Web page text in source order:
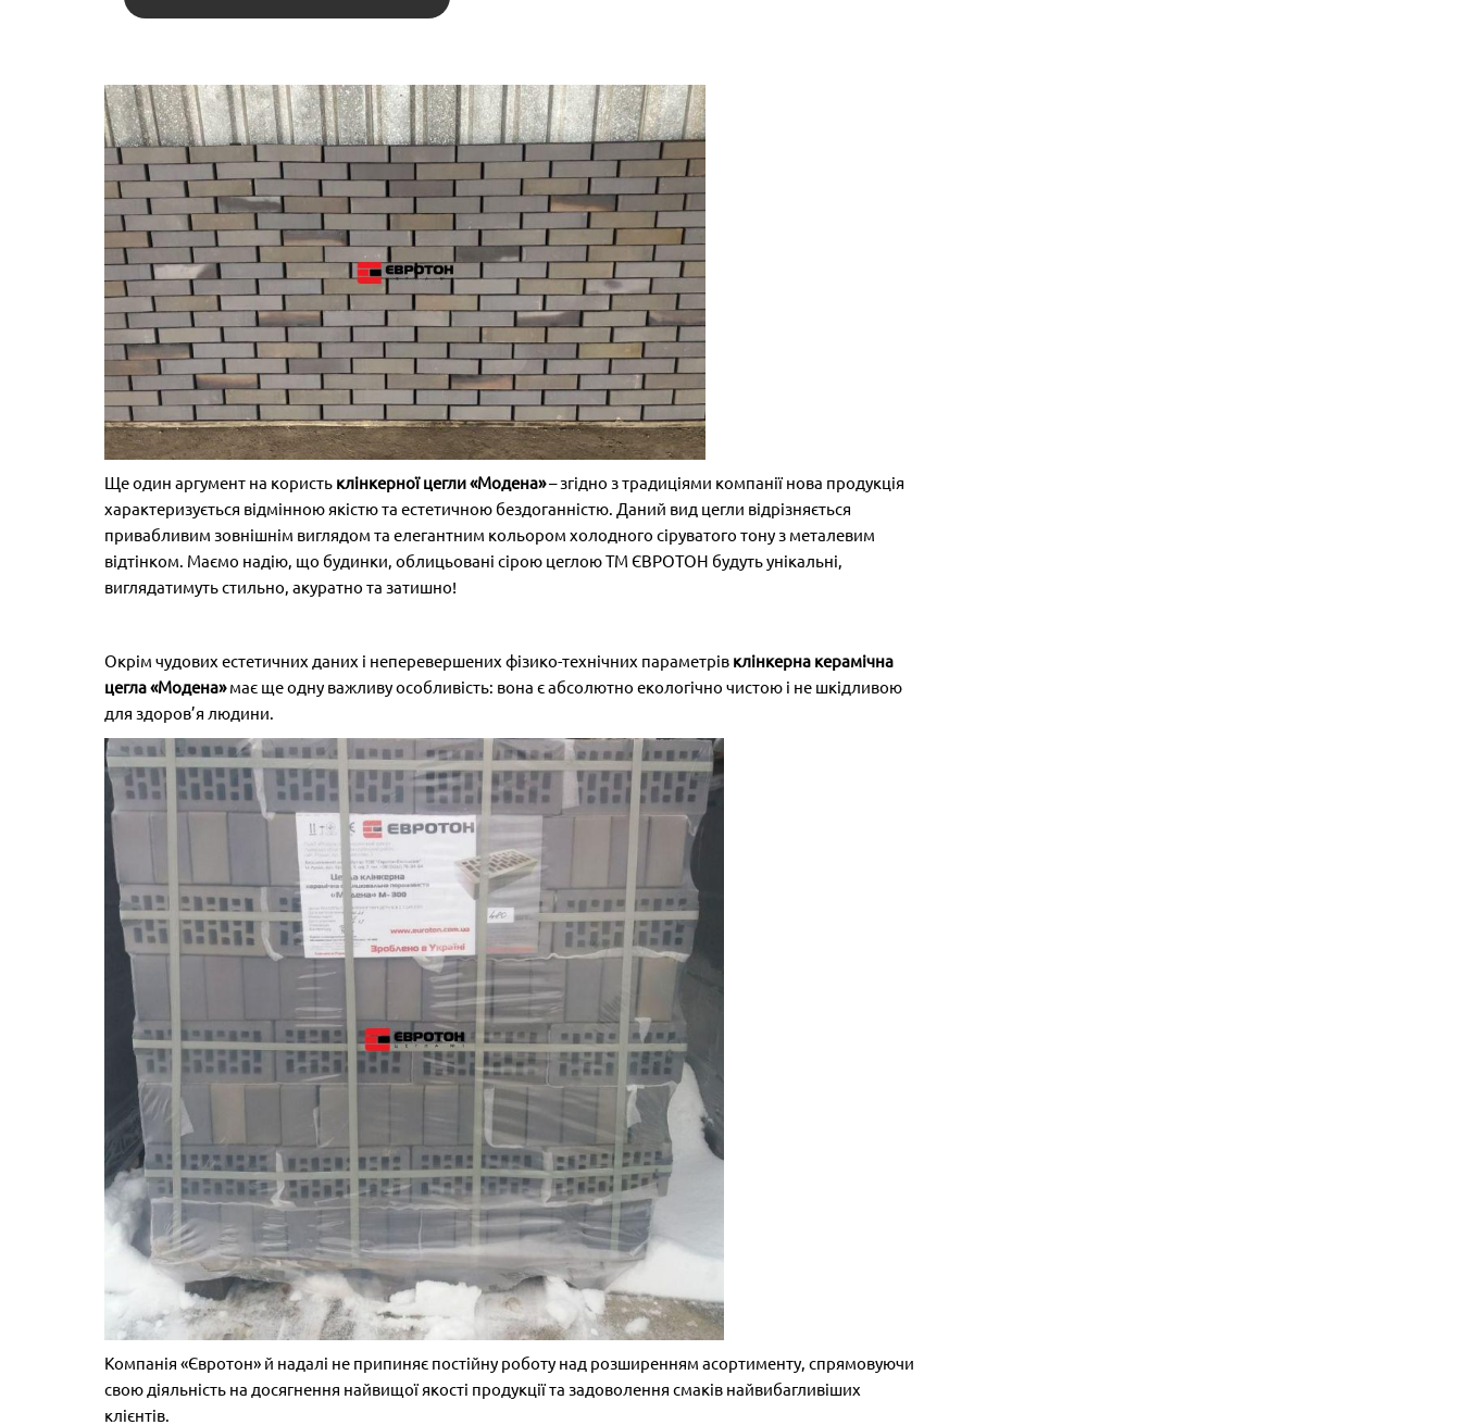
Ще один аргумент на користь клінкерної цегли «Модена»– згідно з традиціями компанії нова продукція
характеризується відмінною якістю та естетичною бездоганністю. Даний вид цегли відрізняється
привабливим зовнішнім виглядом та елегантним кольором холодного сіруватого тону з металевим
відтінком. Маємо надію, що будинки, облицьовані сірою цеглою ТМ ЄВРОТОН будуть унікальні,
виглядатимуть стильно, акуратно та затишно!
Окрім чудових естетичних даних і неперевершених фізико-технічних параметрів клінкерна керамічна
цегла «Модена»має ще одну важливу особливість: вона є абсолютно екологічно чистою і не шкідливою
для здоров’я людини.
Компанія «Євротон» й надалі не припиняє постійну роботу над розширенням асортименту, спрямовуючи
свою діяльність на досягнення найвищої якості продукції та задоволення смаків найвибагливіших
клієнтів.